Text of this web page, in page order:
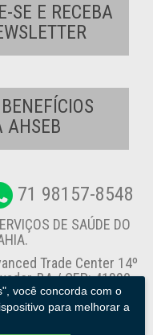
você concorda com o
para melhorar a
SE E RECEBA
AHSEB
71 98157-8548
DE SAÚDE DO
Trade Center 14º
BA / CEP: 41820-